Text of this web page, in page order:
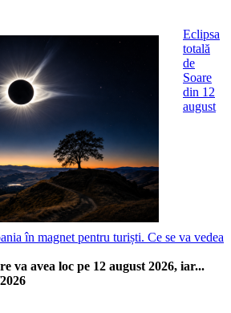
Eclipsa
totală
de
Soare
din 12
august
în magnet pentru turiști. Ce se va vedea
va avea loc pe 12 august 2026, iar...